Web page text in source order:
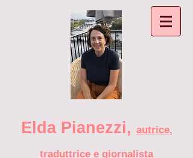
Elda Pianezzi , autrice,
traduttrice e giornalista